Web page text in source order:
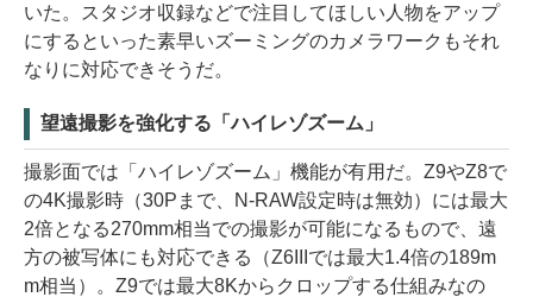
いた。スタジオ収録などで注目してほしい人物をアップ
にするといった素早いズーミングのカメラワークもそれ
なりに対応できそうだ。
望遠撮影を強化する「ハイレゾズーム」
撮影面では「ハイレゾズーム」機能が有用だ。Z9やZ8で
の4K撮影時（30Pまで、N-RAW設定時は無効）には最大
2倍となる270mm相当での撮影が可能になるもので、遠
方の被写体にも対応できる（Z6IIIでは最大1.4倍の189m
m相当）。Z9では最大8Kからクロップする仕組みなの